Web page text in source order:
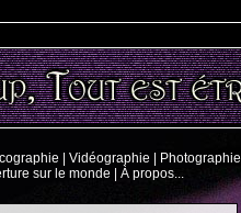
Vidéographie Photographie
sur le monde
À propos...